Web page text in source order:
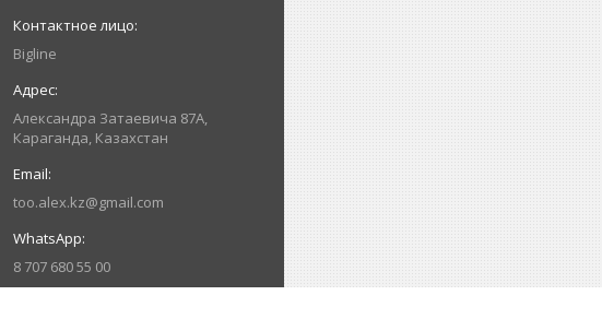
Bigline
Александра Затаевича 87А,
Караганда, Казахстан
too.alex.kz@gmail.com
8 707 680 55 00